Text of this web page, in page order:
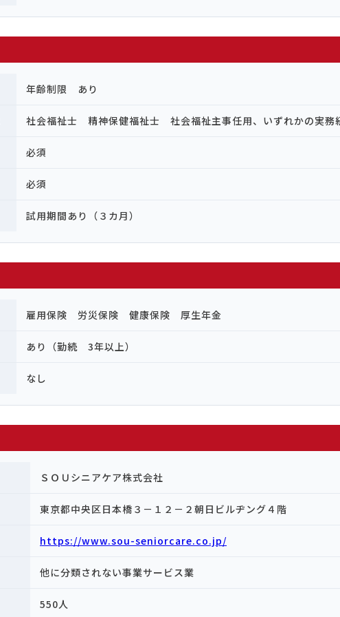
年齢制限 あり
社会福祉士 精神保健福祉士 社会福祉主事任用、いずれかの実務
必須
必須
試用期間あり（３カ月）
雇用保険 労災保険 健康保険 厚生年金
あり（勤続 3年以上）
なし
ＳＯＵシニアケア株式会社
東京都中央区日本橋３－１２－２朝日ビルヂング４階
https://www.sou-seniorcare.co.jp/
他に分類されない事業サービス業
550人